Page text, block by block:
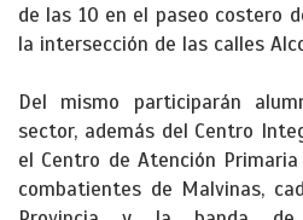
de las 10 en el paseo costero
la intersección de las calles
Del mismo participarán
sector, además del Centro
el Centro de Atención Primaria
combatientes de Malvinas,